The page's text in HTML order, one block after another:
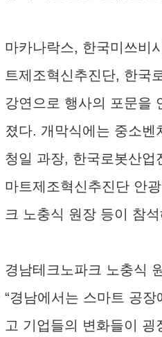
마카나락스, 한국미쓰비
트제조혁신추진단, 한국
강연으로 행사의 포문을
졌다. 개막식에는 중소벤
청일 과장, 한국로봇산업
마트제조혁신추진단 안
크 노충식 원장 등이 참
경남테크노파크 노충식
“경남에서는 스마트 공장
고 기업들의 변화들이 굉